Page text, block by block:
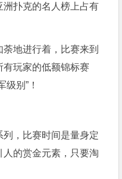
扑克的名人榜上占有
荼地进行着，比赛来到
玩家的低额锦标赛
别”！
，比赛时间是量身定
的赏金元素，只要淘